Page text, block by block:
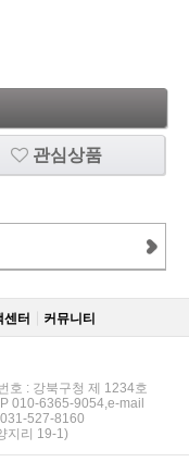
관심상품
센터 커뮤니티
호 : 강북구청 제 1234호
010-6365-9054,e-mail
527-8160
지리 19-1)